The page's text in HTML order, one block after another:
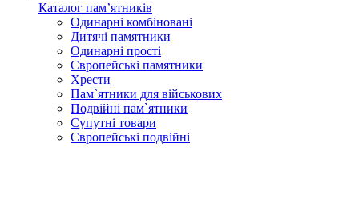
Каталог пам’ятників
Одинарні комбіновані
Дитячі памятники
Одинарні прості
Європейські памятники
Хрести
Пам`ятники для військових
Подвійні пам`ятники
Супутні товари
Європейські подвійні